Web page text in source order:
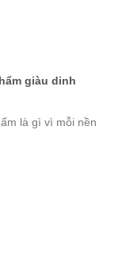
giàu dinh
là gì vì mỗi nền